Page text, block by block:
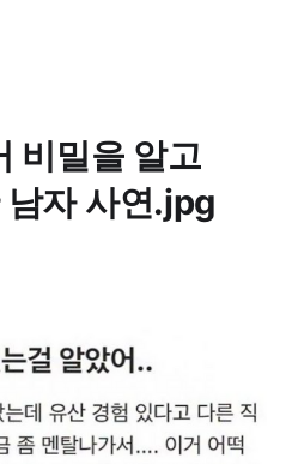
비밀을 알고
남자 사연.jpg